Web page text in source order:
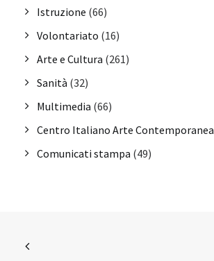
Istruzione (66)
Volontariato (16)
Arte e Cultura (261)
Sanità (32)
Multimedia (66)
Centro Italiano Arte Contemporanea
Comunicati stampa (49)